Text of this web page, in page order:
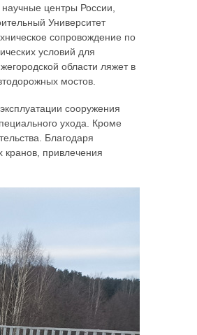
центры России,
Университет
сопровождение по
условий для
области ляжет в
мостов.
сооружения
ухода. Кроме
Благодаря
кранов, привлечения